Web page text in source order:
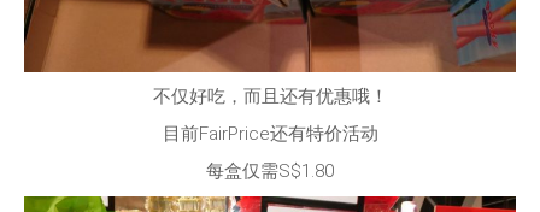
不仅好吃，而且还有优惠哦！
目前FairPrice还有特价活动
每盒仅需S$1.80